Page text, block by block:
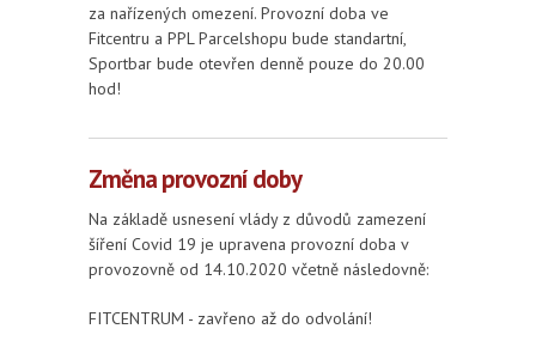
za nařízených omezení. Provozní doba ve
Fitcentru a PPL Parcelshopu bude standartní,
Sportbar bude otevřen denně pouze do 20.00
hod!
Změna provozní doby
Na základě usnesení vlády z důvodů zamezení
šíření Covid 19 je upravena provozní doba v
provozovně od 14.10.2020 včetně následovně:
FITCENTRUM - zavřeno až do odvolání!